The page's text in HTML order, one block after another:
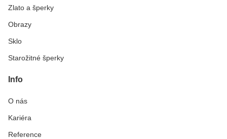
Zlato a šperky
Obrazy
Sklo
Starožitné šperky
Info
O nás
Kariéra
Reference